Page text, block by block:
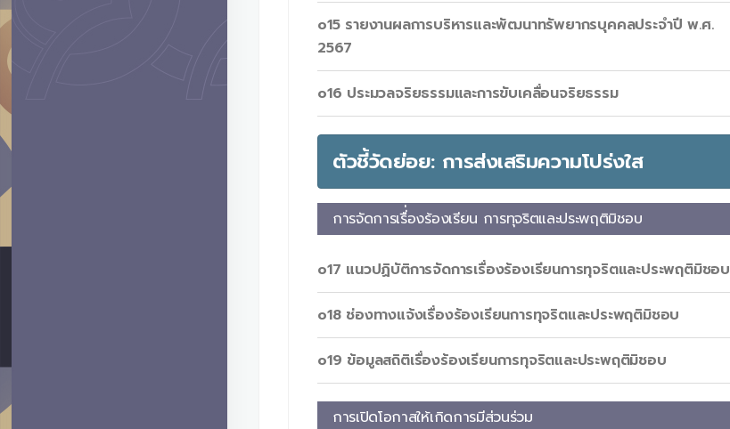
o15 รายงานผลการบริหารและพัฒนาทรัพยากรบุคคลประจำปี พ.ศ.
2567
o16 ประมวลจริยธรรมและการขับเคลื่อนจริยธรรม
ตัวชี้วัดย่อย: การส่งเสริมความโปร่งใส
การจัดการเรื่่องร้องเรียน การทุจริตและประพฤติมิชอบ
o17 แนวปฏิบัติการจัดการเรื่องร้องเรียนการทุจริตและประพฤติมิชอบ
o18 ช่องทางแจ้งเรื่องร้องเรียนการทุจริตและประพฤติมิชอบ
o19 ข้อมูลสถิติเรื่องร้องเรียนการทุจริตและประพฤติมิชอบ
การเปิดโอกาสให้เกิดการมีส่วนร่วม